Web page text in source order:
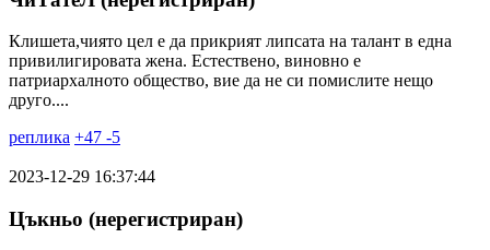
Клишета,чиято цел е да прикрият липсата на талант в една
привилигировата жена. Естествено, виновно е
патриархалното общество, вие да не си помислите нещо
друго....
реплика +47 -5
2023-12-29 16:37:44
Цъкньо (нерегистриран)